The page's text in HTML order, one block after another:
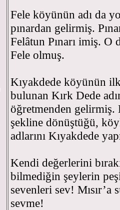
Fele köyünün adı da
pınardan gelirmiş.
Felâtun Pınarı imiş.
Fele olmuş.
Kıyakdede köyünün
bulunan Kırk Dede
öğretmenden gelirmiş.
şekline dönüştüğü,
adlarını Kıyakdede
Kendi değerlerini
bilmediğin şeylerin
sevenleri sev!
sevme!